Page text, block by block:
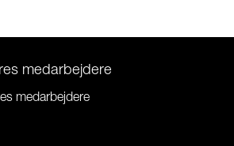
medarbejdere
medarbejdere